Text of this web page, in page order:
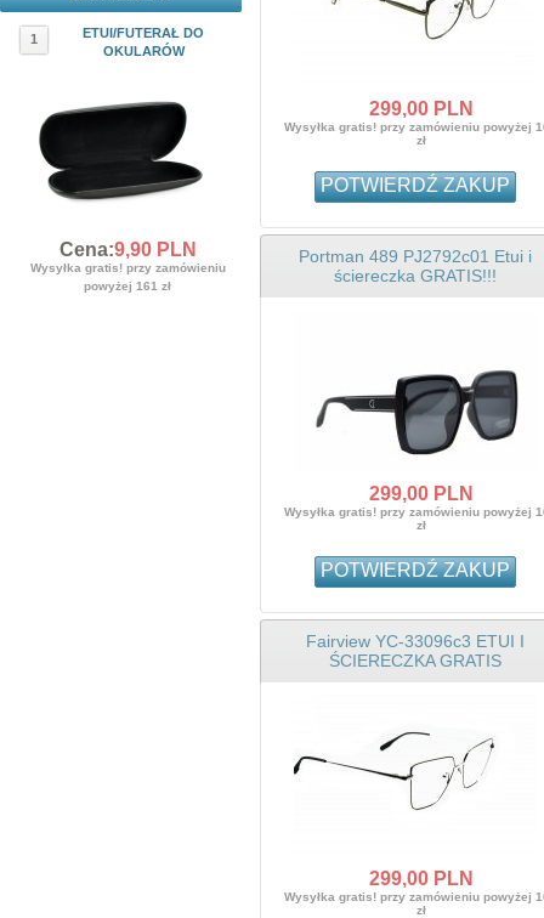
1
ETUI/FUTERAŁ DO
OKULARÓW
Cena:9,90PLN
Wysyłka gratis! przy zamówieniu
powyżej 161 zł
299,00PLN
Wysyłka gratis! przy zamówieniu powyżej
zł
POTWIERDŹ ZAKUP
Portman 489 PJ2792c01 Etui i
ściereczka GRATIS!!!
299,00PLN
Wysyłka gratis! przy zamówieniu powyżej
zł
POTWIERDŹ ZAKUP
Fairview YC-33096c3 ETUI I
ŚCIERECZKA GRATIS
299,00PLN
Wysyłka gratis! przy zamówieniu powyżej
zł